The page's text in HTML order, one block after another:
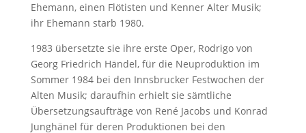
Ehemann, einen Flötisten und Kenner Alter Musik;
ihr Ehemann starb 1980.
1983 übersetzte sie ihre erste Oper, Rodrigo von
Georg Friedrich Händel, für die Neuproduktion im
Sommer 1984 bei den Innsbrucker Festwochen der
Alten Musik; daraufhin erhielt sie sämtliche
Übersetzungsaufträge von René Jacobs und Konrad
Junghänel für deren Produktionen bei den